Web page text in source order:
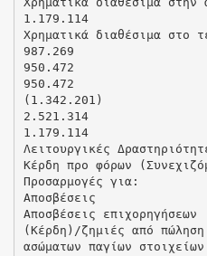
1.179.114
Χρηματικά διαθέσιμα στο
987.269
950.472
950.472
(1.342.201)
2.521.314
1.179.114
Λειτουργικές
Κέρδη προ φόρων
Προσαρμογές για:
Αποσβέσεις
Aποσβέσεις επιχορηγήσεων
(Κέρδη)/ζημιές από πώληση
ασώματων παγίων στοιχείων